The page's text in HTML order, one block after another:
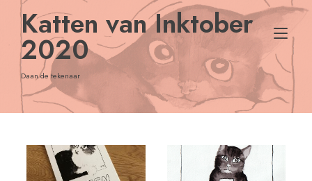
Doorgaan
inhoudKatten van Inktober
2020
Daan de tekenaar